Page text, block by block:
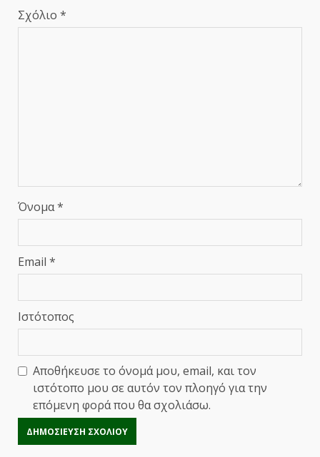
Σχόλιο *
Όνομα*
Email *
Ιστότοπος
Αποθήκευσε το όνομά μου, email, και τον
ιστότοπο μου σε αυτόν τον πλοηγό για την
επόμενη φορά που θα σχολιάσω.